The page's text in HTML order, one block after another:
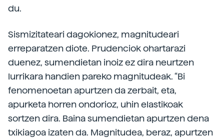
du.
Sismizitateari dagokionez, magnitudeari
erreparatzen diote. Prudenciok ohartarazi
duenez, sumendietan inoiz ez dira neurtzen
lurrikara handien pareko magnitudeak. “Bi
fenomenoetan apurtzen da zerbait, eta,
apurketa horren ondorioz, uhin elastikoak
sortzen dira. Baina sumendietan apurtzen dena
txikiagoa izaten da. Magnitudea, beraz, apurtzen